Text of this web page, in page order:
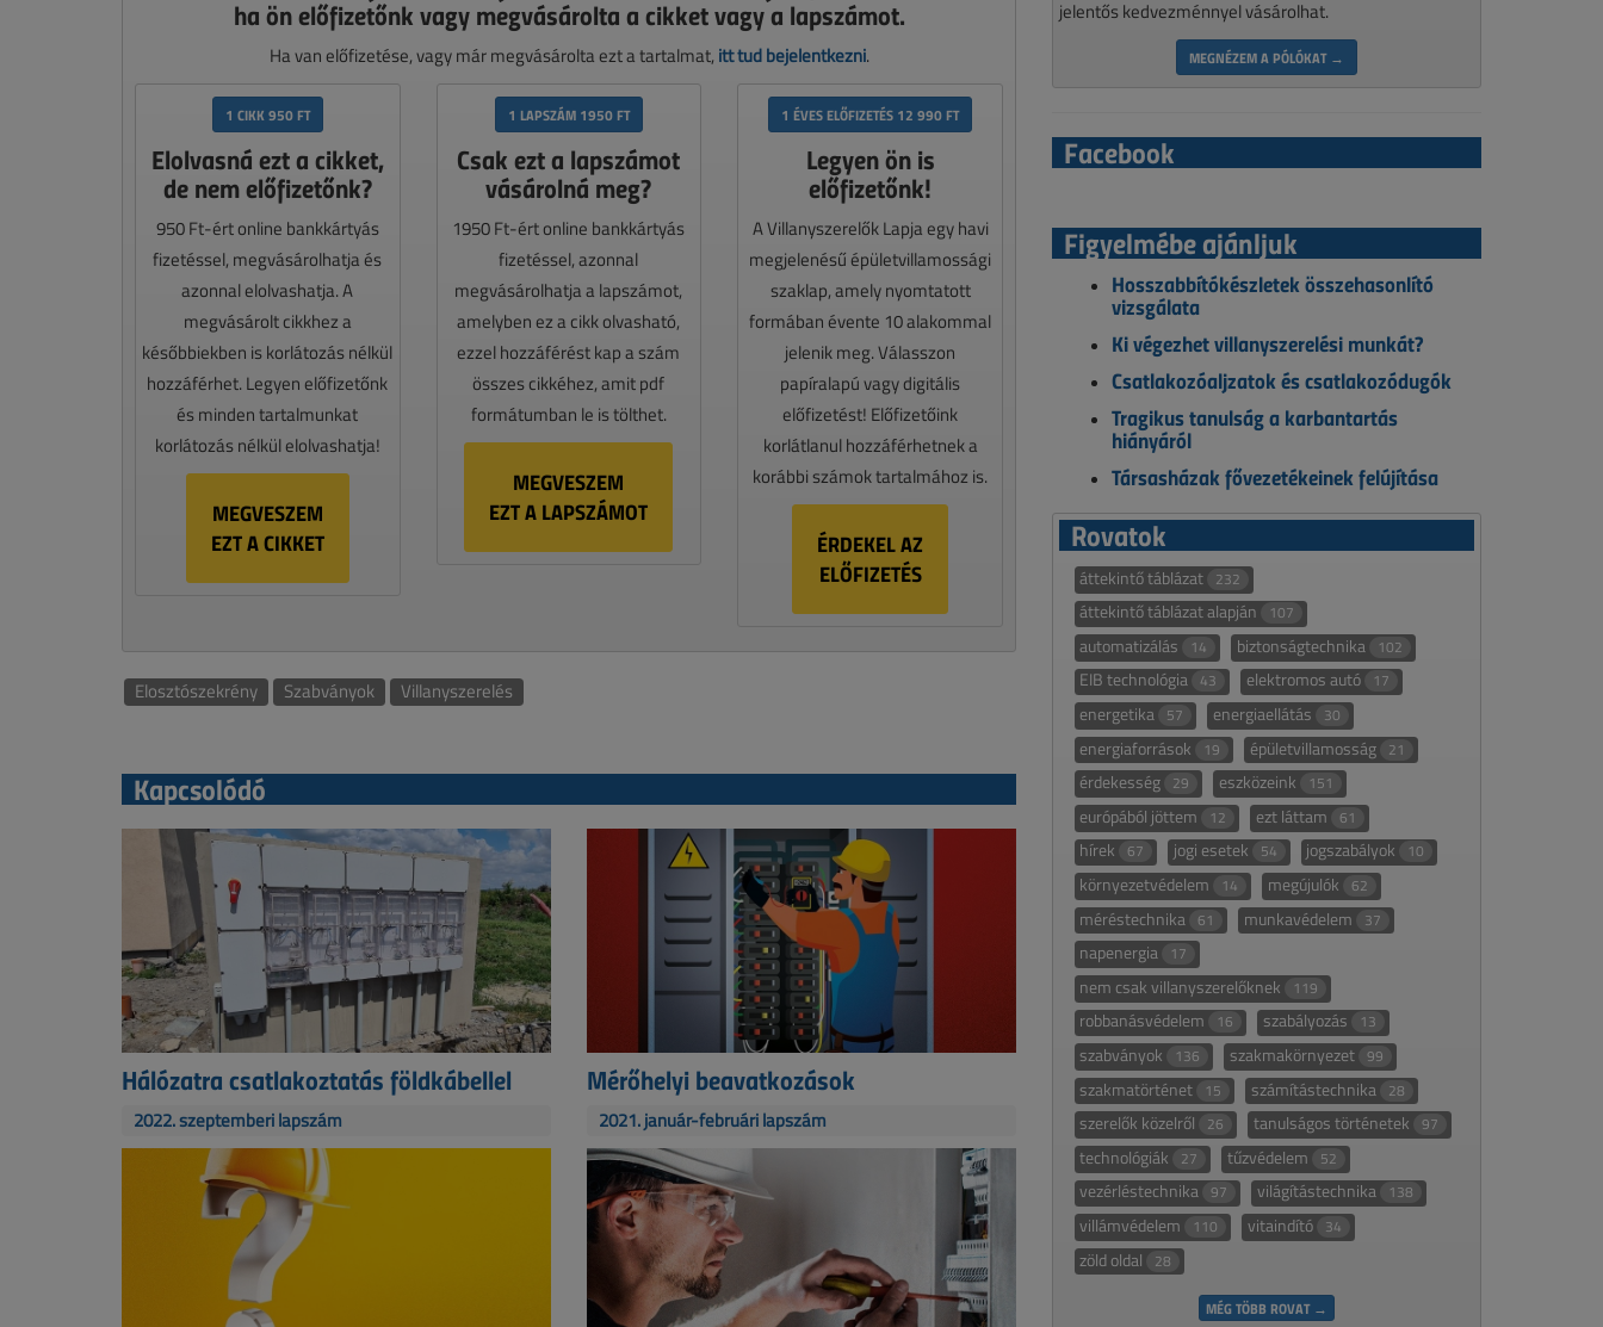
ha ön előfizetőnk vagy megvásárolta a cikket vagy a lapszámot.
Ha van előfizetése, vagy már megvásárolta ezt a tartalmat, itt tud bejelentkezni.
1 CIKK 950 FT
Elolvasná ezt a cikket,
de nem előfizetőnk?
950 Ft-ért online bankkártyás
fizetéssel, megvásárolhatja és
azonnal elolvashatja. A
megvásárolt cikkhez a
későbbiekben is korlátozás nélkül
hozzáférhet. Legyen előfizetőnk
és minden tartalmunkat
korlátozás nélkül elolvashatja!
MEGVESZEM
EZT A CIKKET
1 LAPSZÁM 1950 FT
Csak ezt a lapszámot
vásárolná meg?
1950 Ft-ért online bankkártyás
fizetéssel, azonnal
megvásárolhatja a lapszámot,
amelyben ez a cikk olvasható,
ezzel hozzáférést kap a szám
összes cikkéhez, amit pdf
formátumban le is tölthet.
MEGVESZEM
EZT A LAPSZÁMOT
1 ÉVES ELŐFIZETÉS 12 990 FT
Legyen ön is
előfizetőnk!
A Villanyszerelők Lapja egy havi
megjelenésű épületvillamossági
szaklap, amely nyomtatott
formában évente 10 alakommal
jelenik meg. Válasszon
papíralapú vagy digitális
előfizetést! Előfizetőink
korlátlanul hozzáférhetnek a
korábbi számok tartalmához is.
ÉRDEKEL AZ
ELŐFIZETÉS
Elosztószekrény Szabványok Villanyszerelés
Kapcsolódó
Hálózatra csatlakoztatás földkábellel
2022. szeptemberi lapszám
Mérőhelyi beavatkozások
2021. január-februári lapszám
jelentős kedvezménnyel vásárolhat.
MEGNÉZEM A PÓLÓKAT →
Facebook
Figyelmébe ajánljuk
Hosszabbítókészletek összehasonlító
vizsgálata
Ki végezhet villanyszerelési munkát?
Csatlakozóaljzatok és csatlakozódugók
Tragikus tanulság a karbantartás
hiányáról
Társasházak fővezetékeinek felújítása
Rovatok
áttekintő táblázat 232
áttekintő táblázat alapján 107
automatizálás 14 biztonságtechnika 102
EIB technológia 43 elektromos autó 17
energetika 57 energiaellátás 30
energiaforrások 19 épületvillamosság 21
érdekesség 29 eszközeink 151
európából jöttem 12 ezt láttam 61
hírek 67 jogi esetek 54 jogszabályok 10
környezetvédelem 14 megújulók 62
méréstechnika 61 munkavédelem 37
napenergia 17
nem csak villanyszerelőknek 119
robbanásvédelem 16 szabályozás 13
szabványok 136 szakmakörnyezet 99
szakmatörténet 15 számítástechnika 28
szerelők közelről 26 tanulságos történetek 97
technológiák 27 tűzvédelem 52
vezérléstechnika 97 világítástechnika 138
villámvédelem 110 vitaindító 34
zöld oldal 28
MÉG TÖBB ROVAT →